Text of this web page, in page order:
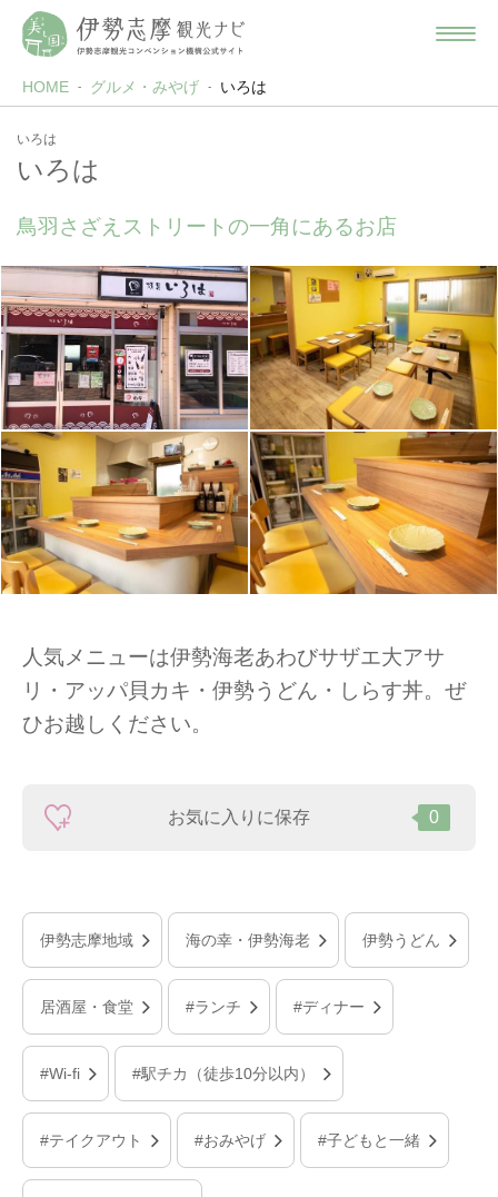
HOME グルメ・みやげ いろは
いろは
いろは
鳥羽さざえストリートの一角にあるお店
人気メニューは伊勢海老あわびサザエ大アサ
リ・アッパ貝カキ・伊勢うどん・しらす丼。ぜ
ひお越しください。
お気に入りに保存 0
伊勢志摩地域 海の幸・伊勢海老 伊勢うどん
居酒屋・食堂 #ランチ #ディナー
#Wi-fi #駅チカ（徒歩10分以内）
#テイクアウト #おみやげ #子どもと一緒